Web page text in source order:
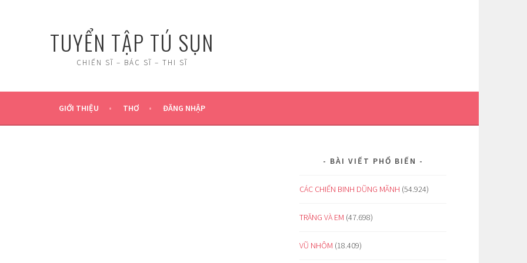
TUYỂN TẬP TÚ SỤN
CHIẾN SĨ – BÁC SĨ – THI SĨ
GIỚI THIỆU THƠ ĐĂNG NHẬP
BÀI VIẾT PHỔ BIẾN
CÁC CHIẾN BINH DŨNG MÃNH (54.924)
TRĂNG VÀ EM (47.698)
VŨ NHÔM (18.409)